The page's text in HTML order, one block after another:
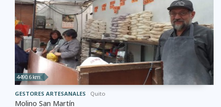
4490.6 km
GESTORES ARTESANALES Quito
Molino San Martín